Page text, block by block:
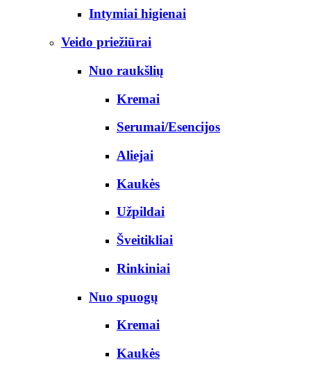
Intymiai higienai
Veido priežiūrai
Nuo raukšlių
Kremai
Serumai/Esencijos
Aliejai
Kaukės
Užpildai
Šveitikliai
Rinkiniai
Nuo spuogų
Kremai
Kaukės